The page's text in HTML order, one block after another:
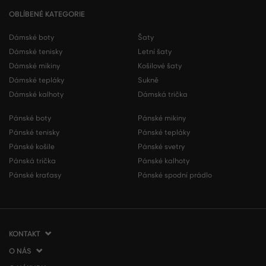
OBLÍBENÉ KATEGORIE
Dámské boty
Dámské tenisky
Dámské mikiny
Dámské tepláky
Dámské kalhoty
Šaty
Letní šaty
Košilové šaty
Sukně
Dámská trička
Pánské boty
Pánské tenisky
Pánské košile
Pánská trička
Pánské kraťasy
Pánské mikiny
Pánské tepláky
Pánské svetry
Pánské kalhoty
Pánské spodní prádlo
KONTAKT
VERMONT Services Slovakia s. r. o.
O NÁS